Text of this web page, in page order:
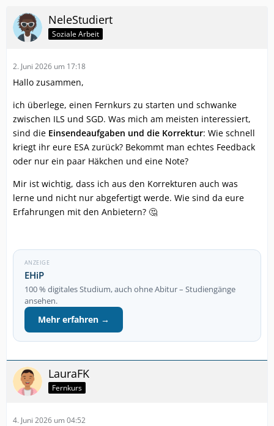
NeleStudiert
Soziale Arbeit
2. Juni 2026 um 17:18
Hallo zusammen,
ich überlege, einen Fernkurs zu starten und schwanke
zwischen ILS und SGD. Was mich am meisten interessiert,
sind die Einsendeaufgaben und die Korrektur: Wie schnell
kriegt ihr eure ESA zurück? Bekommt man echtes Feedback
oder nur ein paar Häkchen und eine Note?
Mir ist wichtig, dass ich aus den Korrekturen auch was
lerne und nicht nur abgefertigt werde. Wie sind da eure
Erfahrungen mit den Anbietern? 🤔
ANZEIGE
EHiP
100 % digitales Studium, auch ohne Abitur – Studiengänge
ansehen.
Mehr erfahren →
LauraFK
Fernkurs
4. Juni 2026 um 04:52